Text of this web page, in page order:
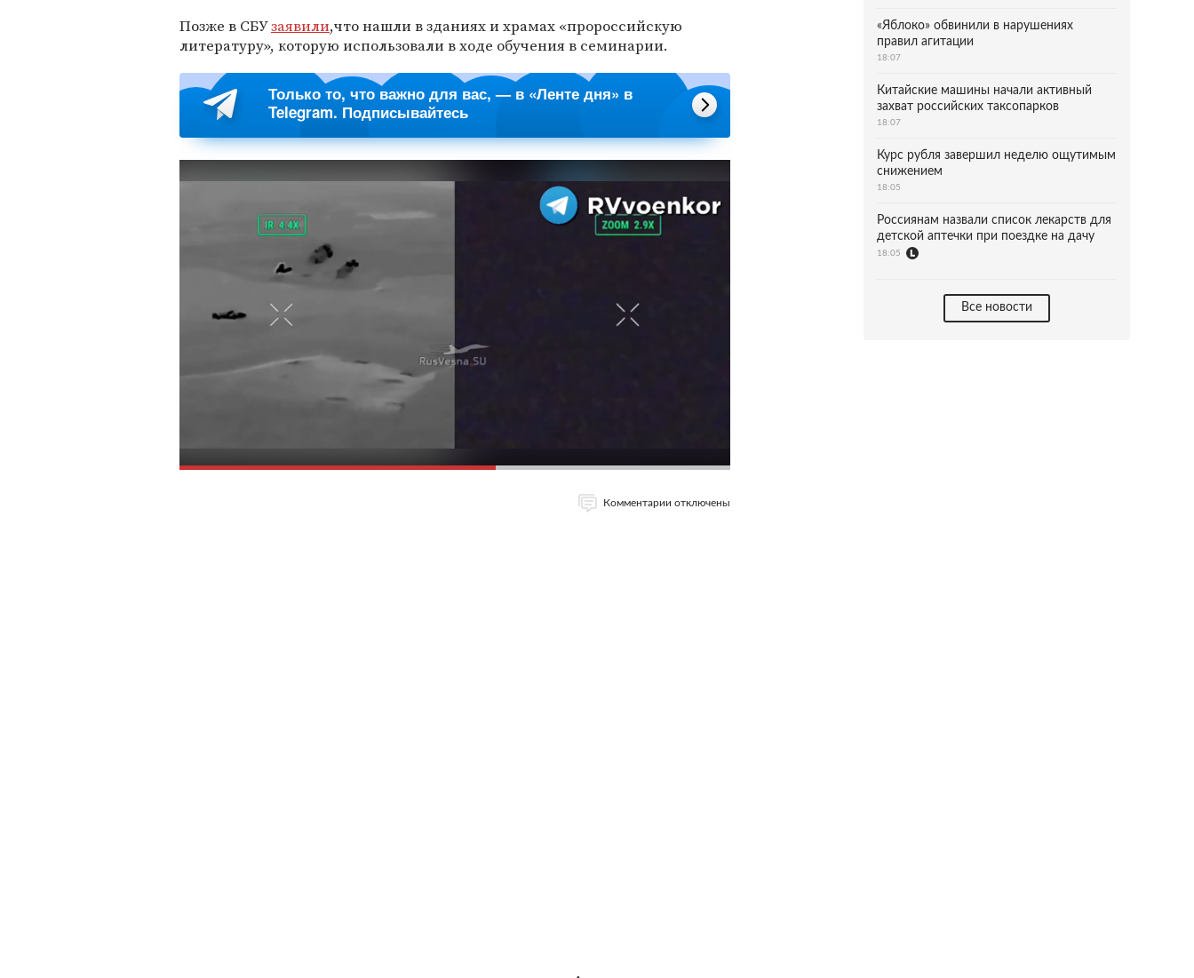
Позже в СБУзаявили,что нашли в зданиях и храмах «пророссийскую
литературу», которую использовали в ходе обучения в семинарии.
Только то, что важно для вас, — в «Ленте дня» в
Telegram. Подписывайтесь
Комментарии отключены
«Яблоко» обвинили в нарушениях
правил агитации
18:07
Китайские машины начали активный
захват российских таксопарков
18:07
Курс рубля завершил неделю ощутимым
снижением
18:05
Россиянам назвали список лекарств для
детской аптечки при поездке на дачу
18:05
Все новости